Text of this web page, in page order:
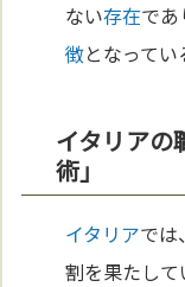
ない存在で
徴となってい
イタリアの
術」
イタリアでは、
割を果たし